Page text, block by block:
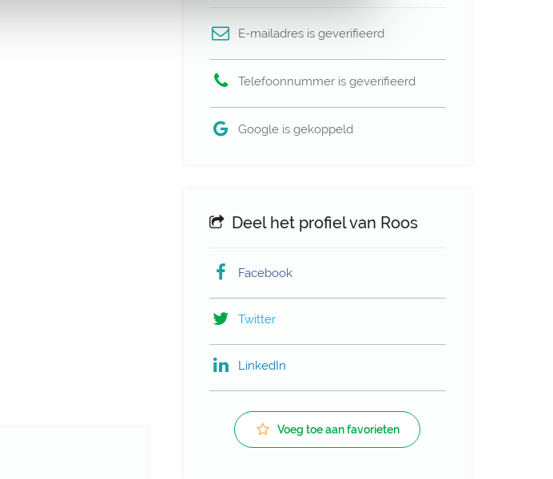
E-mailadres is geverifieerd
Telefoonnummer is geverifieerd
Google is gekoppeld
Deel het profiel van Roos
Facebook
Twitter
LinkedIn
Voeg toe aan favorieten